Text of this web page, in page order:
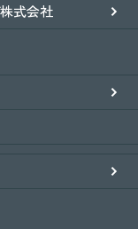
株式会社